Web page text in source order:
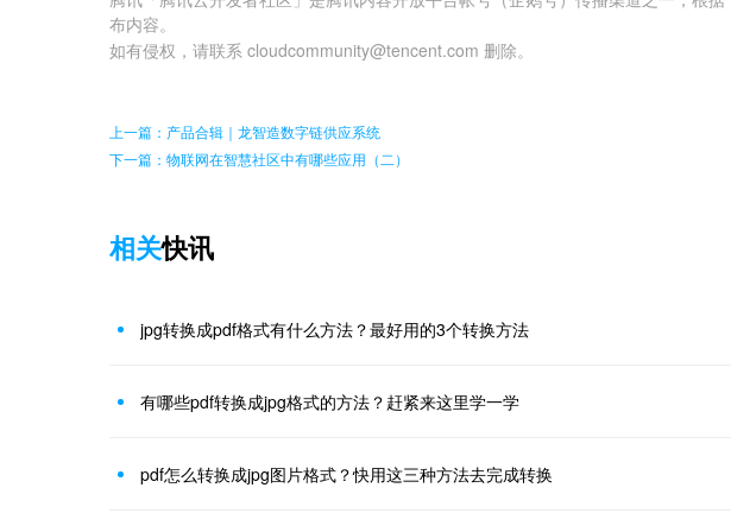
布内容。
如有侵权，请联系 cloudcommunity@tencent.com 删除。
上一篇：产品合辑｜龙智造数字链供应系统
下一篇：物联网在智慧社区中有哪些应用（二）
相关快讯
jpg转换成pdf格式有什么方法？最好用的3个转换方法
有哪些pdf转换成jpg格式的方法？赶紧来这里学一学
pdf怎么转换成jpg图片格式？快用这三种方法去完成转换